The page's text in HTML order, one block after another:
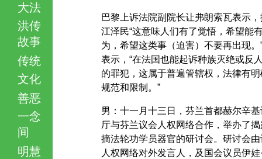
大法
洪传
故事
传统
文化
善恶
一念
间
明慧
巴黎上诉法院副院长让弗朗索瓦表示
江泽民“这意味人们有了觉悟，希望能
为，希望这类事（迫害）不要再出现。
表示，“在法国也能起诉种族灭绝或反
的罪犯，这属于普遍管辖权，法律有明
规范和限制。”
男：十一月十三日，芬兰首都赫尔辛基
厅与芬兰议会人权网络合作，举办了揭
摘法轮功学员器官的研讨会。研讨会由
人权网络对外发言人，及国会议员伊娃